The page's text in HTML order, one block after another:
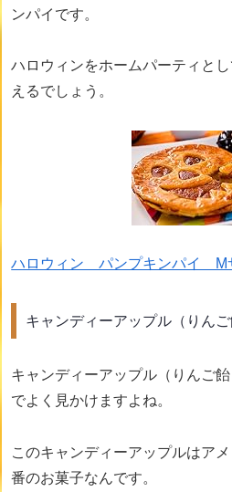
ンパイです。
ハロウィンをホームパーティと
えるでしょう。
ハロウィン パンプキンパイ M
キャンディーアップル（りんご
キャンディーアップル（りんご
でよく見かけますよね。
このキャンディーアップルはア
番のお菓子なんです。